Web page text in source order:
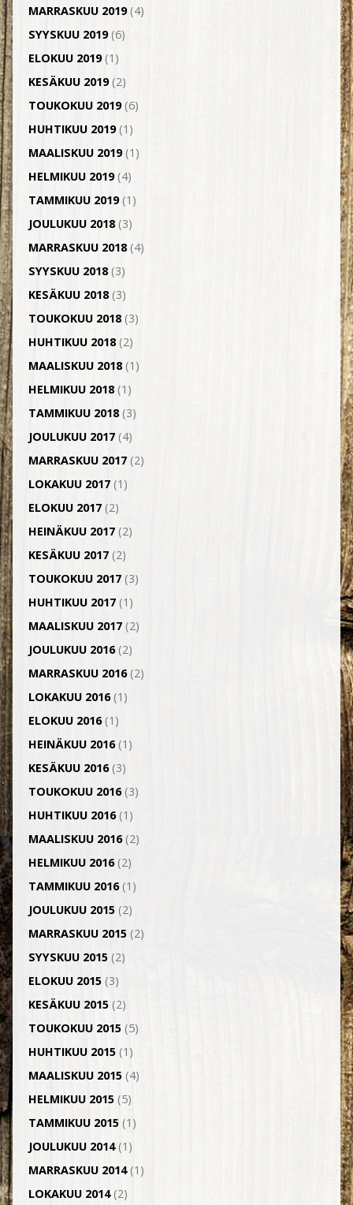
MARRASKUU 2019(4)
SYYSKUU 2019(6)
ELOKUU 2019(1)
KESÄKUU 2019(2)
TOUKOKUU 2019(6)
HUHTIKUU 2019(1)
MAALISKUU 2019(1)
HELMIKUU 2019(4)
TAMMIKUU 2019(1)
JOULUKUU 2018(3)
MARRASKUU 2018(4)
SYYSKUU 2018(3)
KESÄKUU 2018(3)
TOUKOKUU 2018(3)
HUHTIKUU 2018(2)
MAALISKUU 2018(1)
HELMIKUU 2018(1)
TAMMIKUU 2018(3)
JOULUKUU 2017(4)
MARRASKUU 2017(2)
LOKAKUU 2017(1)
ELOKUU 2017(2)
HEINÄKUU 2017(2)
KESÄKUU 2017(2)
TOUKOKUU 2017(3)
HUHTIKUU 2017(1)
MAALISKUU 2017(2)
JOULUKUU 2016(2)
MARRASKUU 2016(2)
LOKAKUU 2016(1)
ELOKUU 2016(1)
HEINÄKUU 2016(1)
KESÄKUU 2016(3)
TOUKOKUU 2016(3)
HUHTIKUU 2016(1)
MAALISKUU 2016(2)
HELMIKUU 2016(2)
TAMMIKUU 2016(1)
JOULUKUU 2015(2)
MARRASKUU 2015(2)
SYYSKUU 2015(2)
ELOKUU 2015(3)
KESÄKUU 2015(2)
TOUKOKUU 2015(5)
HUHTIKUU 2015(1)
MAALISKUU 2015(4)
HELMIKUU 2015(5)
TAMMIKUU 2015(1)
JOULUKUU 2014(1)
MARRASKUU 2014(1)
LOKAKUU 2014(2)